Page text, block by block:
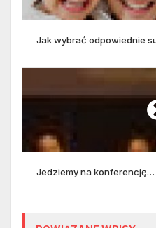
Jak wybrać odpowiednie
Jedziemy na konferencję…